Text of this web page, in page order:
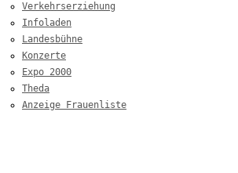
Verkehrserziehung
Infoladen
Landesbühne
Konzerte
Expo 2000
Theda
Anzeige Frauenliste